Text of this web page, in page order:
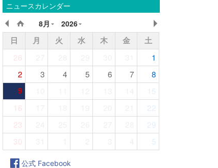
ニュースカレンダー
8月 2026
日 月 火 水 木 金
土
26
1
2
3 4 5 6 7
8
9
15
16
22
23
29
30
5
公式 Facebook